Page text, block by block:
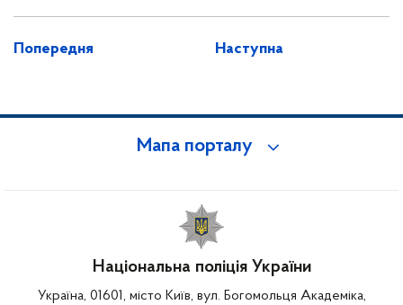
Попередня Наступна
Мапа порталу
Національна поліція України
Україна, 01601, місто Київ, вул. Богомольця Академіка,